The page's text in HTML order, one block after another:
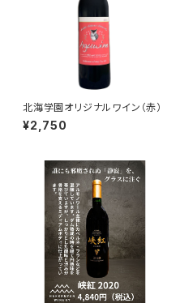
北海学園オリジナルワイン（赤）
¥2,750